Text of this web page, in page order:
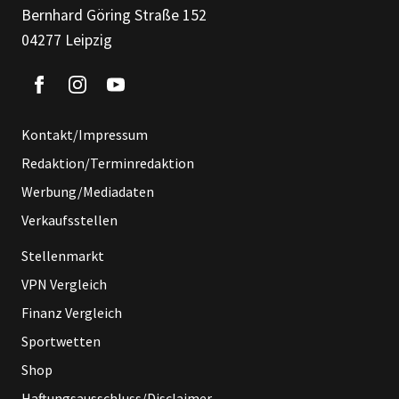
Bernhard Göring Straße 152
04277 Leipzig
Kontakt/Impressum
Redaktion/Terminredaktion
Werbung/Mediadaten
Verkaufsstellen
Stellenmarkt
VPN Vergleich
Finanz Vergleich
Sportwetten
Shop